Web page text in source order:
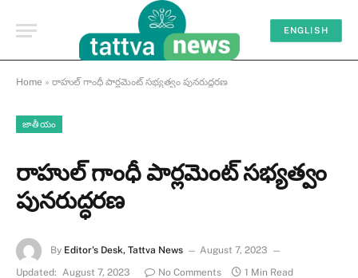
ENGLISH
Home » రాహుల్ గాంధీ పార్లమెంట్ సభ్యత్వం పునరుద్ధరణ
జాతీయం
రాహుల్ గాంధీ పార్లమెంట్ సభ్యత్వం
పునరుద్ధరణ
By Editor's Desk, Tattva News
August 7, 2023
Updated: August 7, 2023 No Comments 1 Min Read